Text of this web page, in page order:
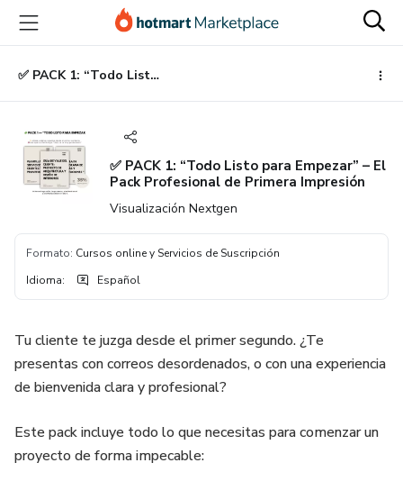
principal
página
de
página
✅ PACK 1: “Todo Listo para Empezar” – El Pack Profesional de Primera Impresión
✅ PACK 1: “Todo Listo para Empezar” – El
Pack Profesional de Primera Impresión
Visualización Nextgen
Formato: Cursos online y Servicios de Suscripción
Idioma: Español
Tu cliente te juzga desde el primer segundo. ¿Te
presentas con correos desordenados, o con una experiencia
de bienvenida clara y profesional?
Este pack incluye todo lo que necesitas para comenzar un
proyecto de forma impecable: